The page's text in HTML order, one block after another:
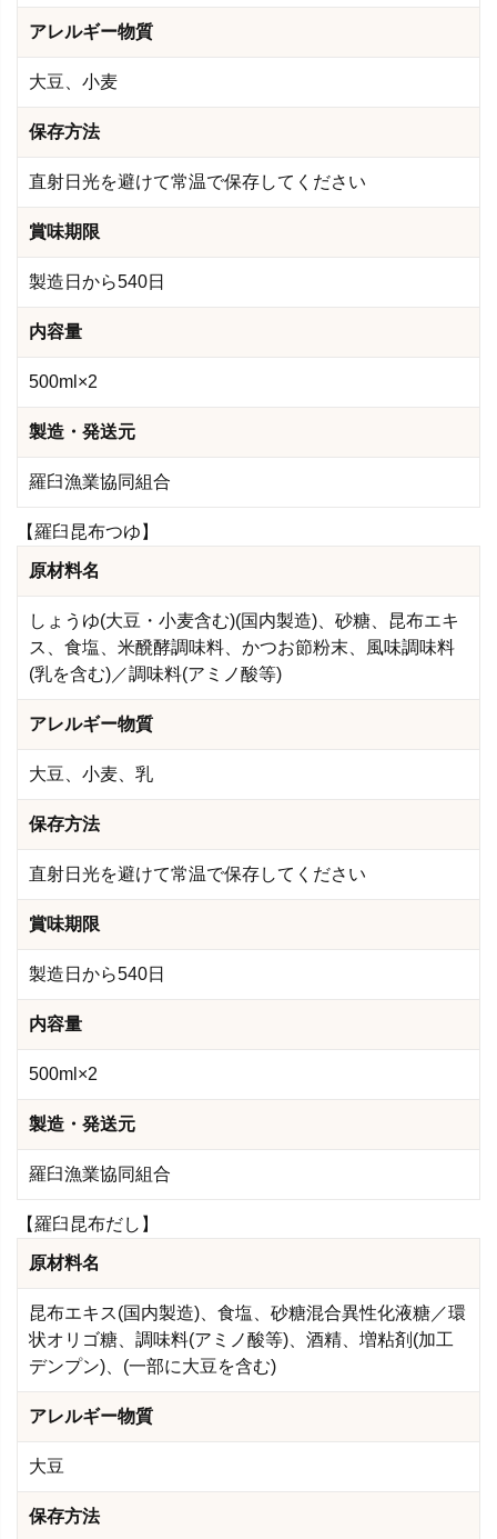
アレルギー物質
大豆、小麦
保存方法
直射日光を避けて常温で保存してください
賞味期限
製造日から540日
内容量
500ml×2
製造・発送元
羅臼漁業協同組合
【羅臼昆布つゆ】
原材料名
しょうゆ(大豆・小麦含む)(国内製造)、砂糖、昆布エキ
ス、食塩、米醗酵調味料、かつお節粉末、風味調味料
(乳を含む)／調味料(アミノ酸等)
アレルギー物質
大豆、小麦、乳
保存方法
直射日光を避けて常温で保存してください
賞味期限
製造日から540日
内容量
500ml×2
製造・発送元
羅臼漁業協同組合
【羅臼昆布だし】
原材料名
昆布エキス(国内製造)、食塩、砂糖混合異性化液糖／環
状オリゴ糖、調味料(アミノ酸等)、酒精、増粘剤(加工
デンプン)、(一部に大豆を含む)
アレルギー物質
大豆
保存方法